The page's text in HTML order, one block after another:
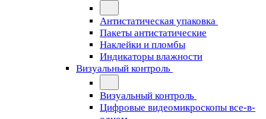
Антистатическая упаковка
Пакеты антистатические
Наклейки и пломбы
Индикаторы влажности
Визуальный контроль
Визуальный контроль
Цифровые видеомикроскопы все-в-